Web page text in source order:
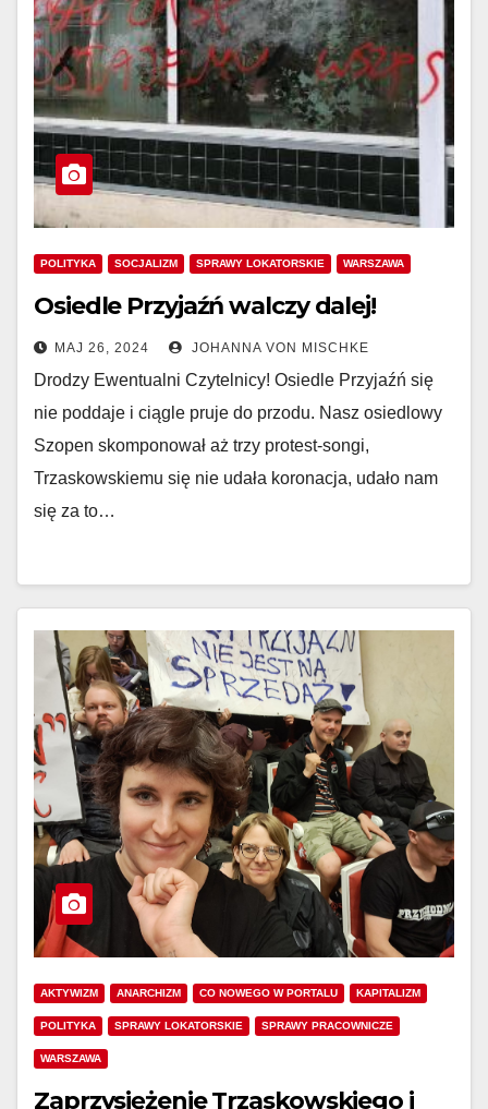
POLITYKA SOCJALIZM SPRAWY LOKATORSKIE WARSZAWA
Osiedle Przyjaźń walczy dalej!
MAJ 26, 2024 JOHANNA VON MISCHKE
Drodzy Ewentualni Czytelnicy! Osiedle Przyjaźń się
nie poddaje i ciągle pruje do przodu. Nasz osiedlowy
Szopen skomponował aż trzy protest-songi,
Trzaskowskiemu się nie udała koronacja, udało nam
się za to…
AKTYWIZM ANARCHIZM CO NOWEGO W PORTALU KAPITALIZM
POLITYKA SPRAWY LOKATORSKIE SPRAWY PRACOWNICZE
WARSZAWA
Zaprzysiężenie Trzaskowskiego i